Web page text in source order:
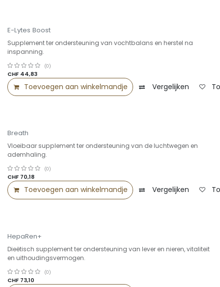
Summer Sale -25%
E-Lytes Boost
Supplement ter ondersteuning van vochtbalans en herstel na
inspanning.
(0)
CHF 44,83
Toevoegen aan winkelmandje Vergelijken
Breath
Vloeibaar supplement ter ondersteuning van de luchtwegen en
ademhaling.
(0)
CHF 70,18
Toevoegen aan winkelmandje Vergelijken
HepaRen+
Dieëtisch supplement ter ondersteuning van lever en nieren, vitaliteit
en uithoudingsvermogen.
(0)
CHF 73,10